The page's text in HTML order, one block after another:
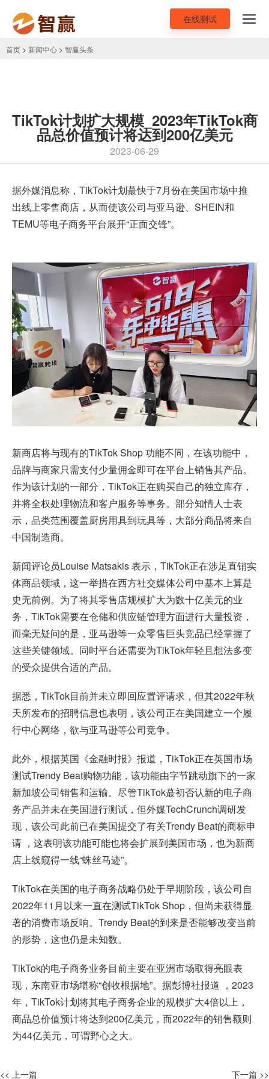
在线测试
首页 > 新闻中心 > 智赢头条
TikTok计划扩大规模_2023年TikTok商
品总价值预计将达到200亿美元
2023-06-29
据外媒消息称， TikTok计划蕞快于7月份在美国市场中推
出线上零售商店，从而使该公司与亚马逊、SHEIN和
TEMU等电子商务平台展开“正面交锋”。
新商店将与现有的TikTok Shop 功能不同，在该功能中，
品牌与商家只需支付少量佣金即可在平台上销售其产品。
作为该计划的一部分，TikTok正在购买自己的独立库存，
并将全权处理物流和客户服务等事务。部分知情人士表
示，品类范围覆盖厨房用具到玩具等，大部分商品将来自
中国制造商。
新闻评论员Louise Matsakis 表示，TikTok正在涉足直销实
体商品领域，这一举措在西方社交媒体公司中基本上算是
史无前例。为了将其零售店规模扩大为数十亿美元的业
务，TikTok需要在仓储和供应链管理方面进行大量投资，
而毫无疑问的是，亚马逊等一众零售巨头竞品已经掌握了
这些关键领域。同时平台还需要为TikTok年轻且想法多变
的受众提供合适的产品。
据悉，TikTok目前并未立即回应置评请求，但其2022年秋
天所发布的招聘信息也表明，该公司正在美国建立一个履
行中心网络，欲与亚马逊等公司竞争。
此外，根据英国《金融时报》报道，TikTok正在英国市场
测试Trendy Beat购物功能，该功能由字节跳动旗下的一家
新加坡公司销售和运输。尽管TikTok蕞初否认新的电子商
务产品并未在美国进行测试，但外媒TechCrunch调研发
现，该公司此前已在美国提交了有关Trendy Beat的商标申
请 ，这表明该功能可能也将会扩展到美国市场，也为新商
店上线窥得一线“蛛丝马迹”。
TikTok在美国的电子商务战略仍处于早期阶段，该公司自
2022年11月以来一直在测试TikTok Shop，但尚未获得显
著的消费市场反响。Trendy Beat的到来是否能够改变当前
的形势，这也仍是未知数。
TikTok的电子商务业务目前主要在亚洲市场取得亮眼表
现，东南亚市场堪称“创收根据地”。据彭博社报道 ，2023
年，TikTok计划将其电子商务企业的规模扩大4倍以上，
商品总价值预计将达到200亿美元，而2022年的销售额则
为44亿美元，可谓野心之大。
<< 上一篇 下一篇 >>